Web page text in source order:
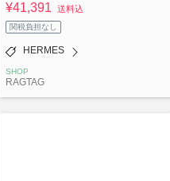
¥41,391 送料込
関税負担なし
HERMES
SHOP
RAGTAG